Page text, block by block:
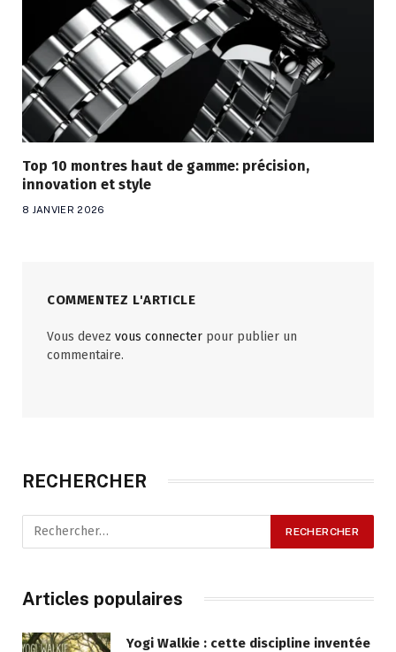
Top 10 montres haut de gamme: précision,
innovation et style
8 JANVIER 2026
COMMENTEZ L'ARTICLE
Vous devez vous connecter pour publier un
commentaire.
RECHERCHER
Articles populaires
Yogi Walkie : cette discipline inventée